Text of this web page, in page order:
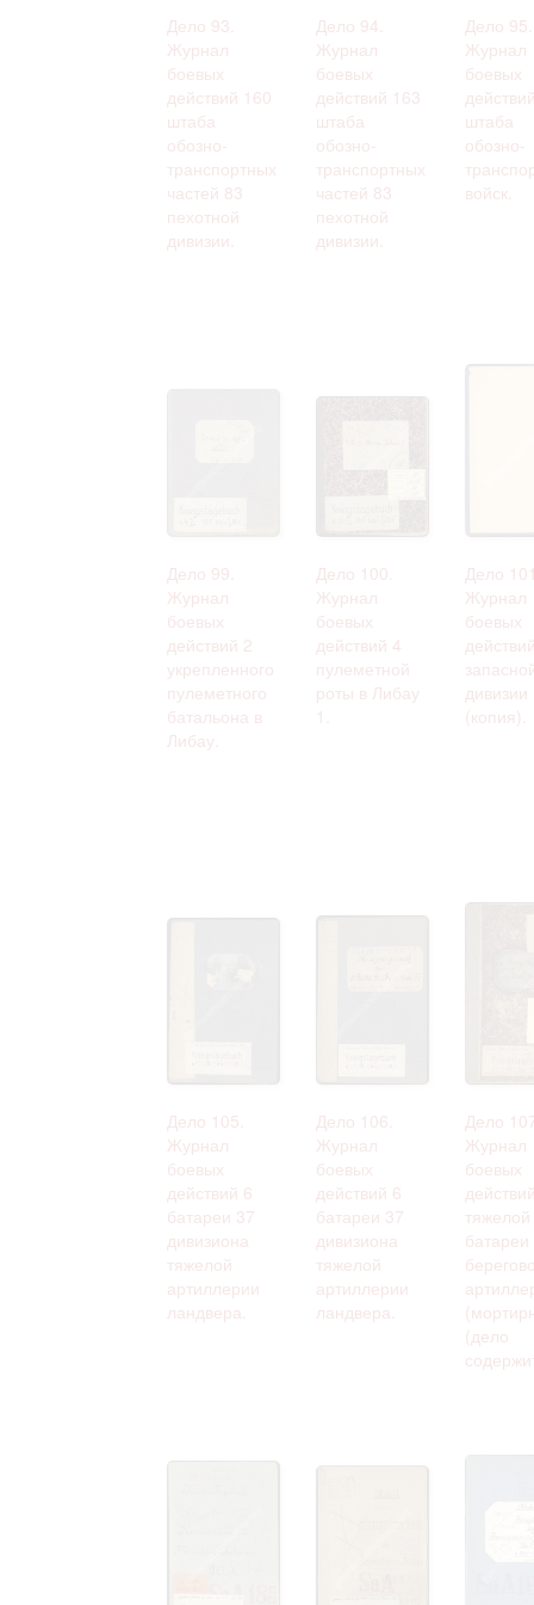
Дело 93.
Журнал
боевых
действий 160
штаба
обозно-
транспортных
частей 83
пехотной
дивизии.
Дело 94.
Журнал
боевых
действий 163
штаба
обозно-
транспортных
частей 83
пехотной
дивизии.
Дело 95.
Журнал
боевых
штаба
обозно-
войск.
Дело 99.
Журнал
боевых
действий 2
укрепленного
пулеметного
батальона в
Либау.
Дело 100.
Журнал
боевых
действий 4
пулеметной
роты в Либау
Дело
Журнал
боевых
дивизии
(копия).
Дело 105.
Журнал
боевых
действий 6
батареи 37
дивизиона
тяжелой
артиллерии
ландвера.
Дело 106.
Журнал
боевых
действий 6
батареи 37
дивизиона
тяжелой
артиллерии
ландвера.
Дело
Журнал
боевых
тяжелой
батареи
(дело